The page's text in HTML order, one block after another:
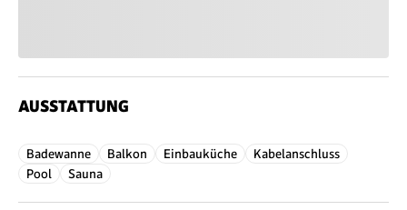
AUSSTATTUNG
Badewanne Balkon Einbauküche
Kabelanschluss
Pool
Sauna